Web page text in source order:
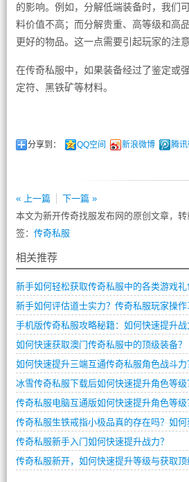
的影响。例如，分解低端装备时，我们
料价值不高；而分解贵重、高等级和高
更好的物品。这一点需要引起玩家的注意
在传奇私服中，如果装备经过了鉴定或
定符、黑铁矿等材料。
分享到： QQ空间 新浪微博 腾
« 上一篇
下一篇 »
本文为新开传奇找服发布网的原创文章，
签： 传奇私服
相关推荐
新手如何轻松获取传奇私服中的各类游戏礼
新手如何评估道士实力？传奇私服玩家操
手机版传奇私服攻略秘籍：如何快速提升战
如何快速获取澳门传奇私服中的顶级装备？
如何快速提升三端互通传奇私服角色战斗力
冰雪传奇私服下载后如何快速提升角色等级
传奇私服电脑互通版如何快速提升角色等级
传奇私服生铁戒指小极品真的存在吗？如何
传奇私服新手入门如何快速提升战力？
传奇私服新开，如何快速提升等级与获取顶